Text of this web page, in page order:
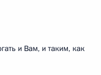
и Вам, и таким, как